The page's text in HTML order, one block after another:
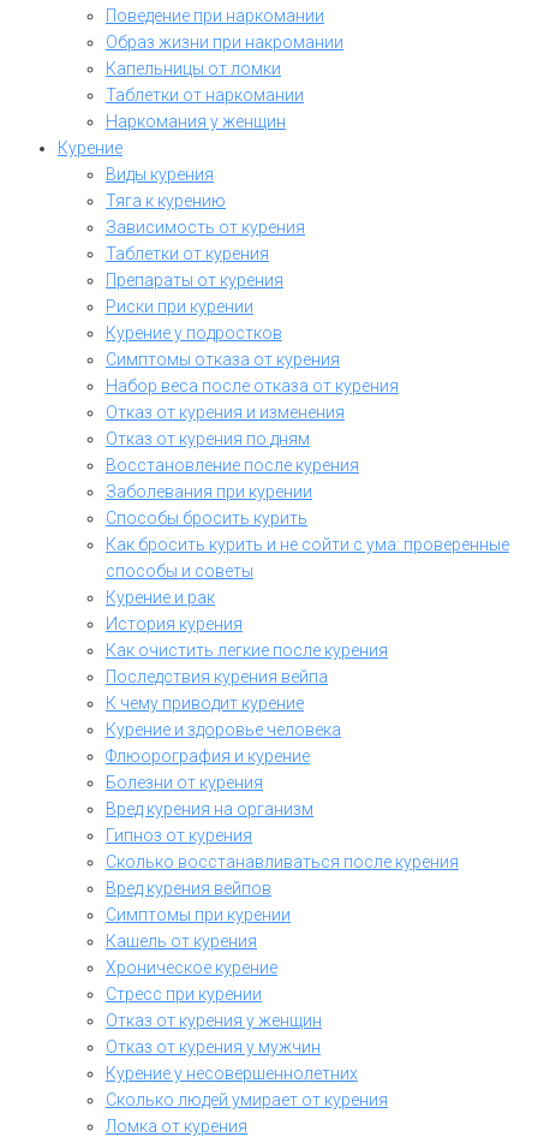
Поведение при наркомании
Образ жизни при накромании
Капельницы от ломки
Таблетки от наркомании
Наркомания у женщин
Курение
Виды курения
Тяга к курению
Зависимость от курения
Таблетки от курения
Препараты от курения
Риски при курении
Курение у подростков
Симптомы отказа от курения
Набор веса после отказа от курения
Отказ от курения и изменения
Отказ от курения по дням
Восстановление после курения
Заболевания при курении
Способы бросить курить
Как бросить курить и не сойти с ума: проверенные
способы и советы
Курение и рак
История курения
Как очистить легкие после курения
Последствия курения вейпа
К чему приводит курение
Курение и здоровье человека
Флюорография и курение
Болезни от курения
Вред курения на организм
Гипноз от курения
Сколько восстанавливаться после курения
Вред курения вейпов
Симптомы при курении
Кашель от курения
Хроническое курение
Стресс при курении
Отказ от курения у женщин
Отказ от курения у мужчин
Курение у несовершеннолетних
Сколько людей умирает от курения
Ломка от курения